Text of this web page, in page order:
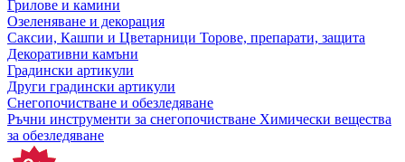
Грилове и камини
Озеленяване и декорация
Саксии, Кашпи и Цветарници Торове, препарати, защита
Декоративни камъни
Градински артикули
Други градински артикули
Снегопочистване и обезледяване
Ръчни инструменти за снегопочистване Химически вещества
за обезледяване